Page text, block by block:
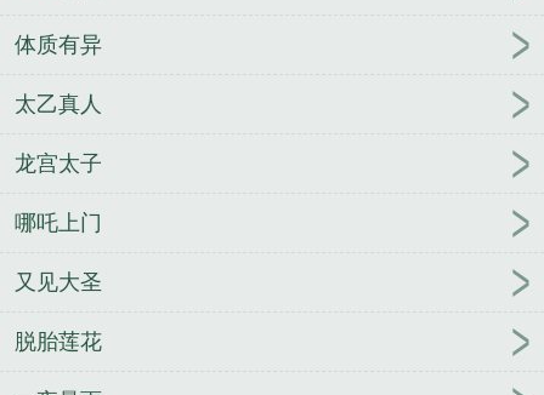
蔑！”她心想，天呐，是真的风流债！...
体质有异
太乙真人
龙宫太子
哪吒上门
又见大圣
脱胎莲花